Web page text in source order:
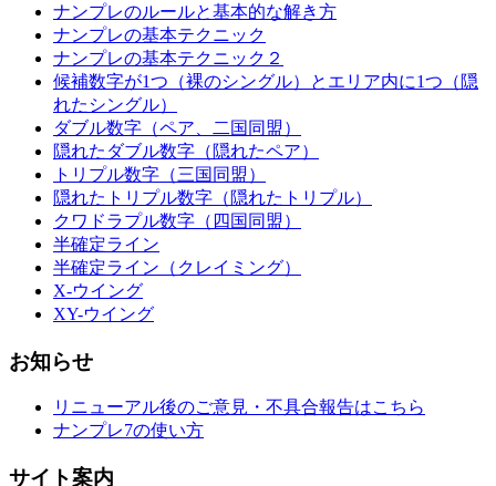
ナンプレのルールと基本的な解き方
ナンプレの基本テクニック
ナンプレの基本テクニック２
候補数字が1つ（裸のシングル）とエリア内に1つ（隠
れたシングル）
ダブル数字（ペア、二国同盟）
隠れたダブル数字（隠れたペア）
トリプル数字（三国同盟）
隠れたトリプル数字（隠れたトリプル）
クワドラプル数字（四国同盟）
半確定ライン
半確定ライン（クレイミング）
X-ウイング
XY-ウイング
お知らせ
リニューアル後のご意見・不具合報告はこちら
ナンプレ7の使い方
サイト案内